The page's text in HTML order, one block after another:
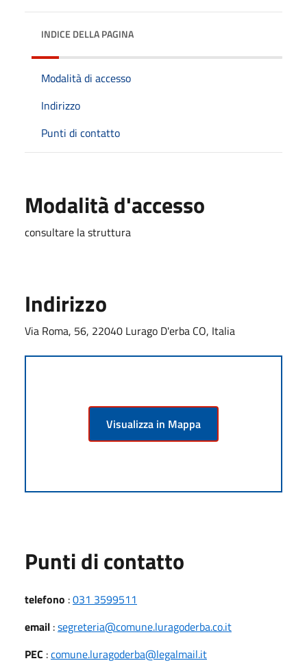
INDICE DELLA PAGINA
Modalità di accesso
Indirizzo
Punti di contatto
Modalità d'accesso
consultare la struttura
Indirizzo
Via Roma, 56, 22040 Lurago D'erba CO, Italia
Visualizza in Mappa
Punti di contatto
telefono :031 3599511
email :segreteria@comune.luragoderba.co.it
PEC :comune.luragoderba@legalmail.it